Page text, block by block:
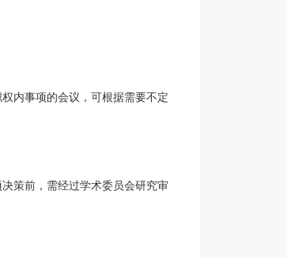
内事项的会议，可根据需要不定
策前，需经过学术委员会研究审